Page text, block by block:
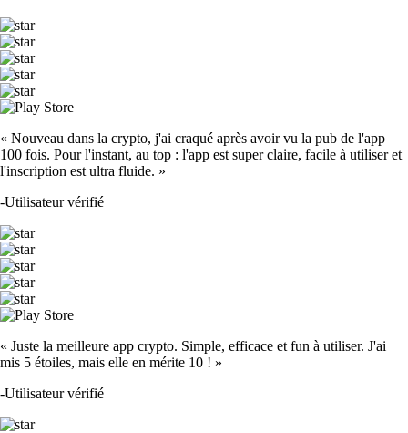
« Nouveau dans la crypto, j'ai craqué après avoir vu la pub de l'app
100 fois. Pour l'instant, au top : l'app est super claire, facile à utiliser et
l'inscription est ultra fluide. »
-Utilisateur vérifié
« Juste la meilleure app crypto. Simple, efficace et fun à utiliser. J'ai
mis 5 étoiles, mais elle en mérite 10 ! »
-Utilisateur vérifié